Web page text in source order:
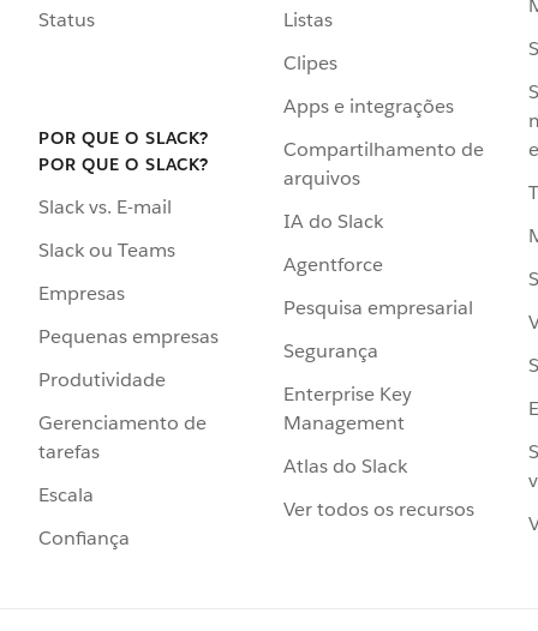
Status
POR QUE O SLACK?
POR QUE O SLACK?
Slack vs. E-mail
Slack ou Teams
Empresas
Pequenas empresas
Produtividade
Gerenciamento de
tarefas
Escala
Confiança
Listas
Clipes
Apps e integrações
Compartilhamento de
arquivos
IA do Slack
Agentforce
Pesquisa empresarial
Segurança
Enterprise Key
Management
Atlas do Slack
Ver todos os recursos